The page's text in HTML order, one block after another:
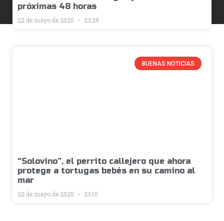
próximas 48 horas
22 de mayo de 2025 23:29
BUENAS NOTICIAS
“Solovino”, el perrito callejero que ahora
protege a tortugas bebés en su camino al
mar
22 de mayo de 2025 23:10